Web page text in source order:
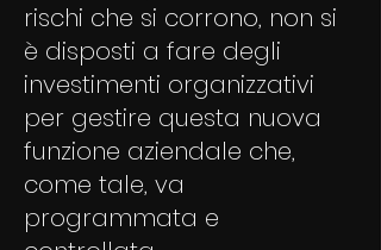
rischi che si corrono, non si
è disposti a fare degli
investimenti organizzativi
per gestire questa nuova
funzione aziendale che,
come tale, va
programmata e